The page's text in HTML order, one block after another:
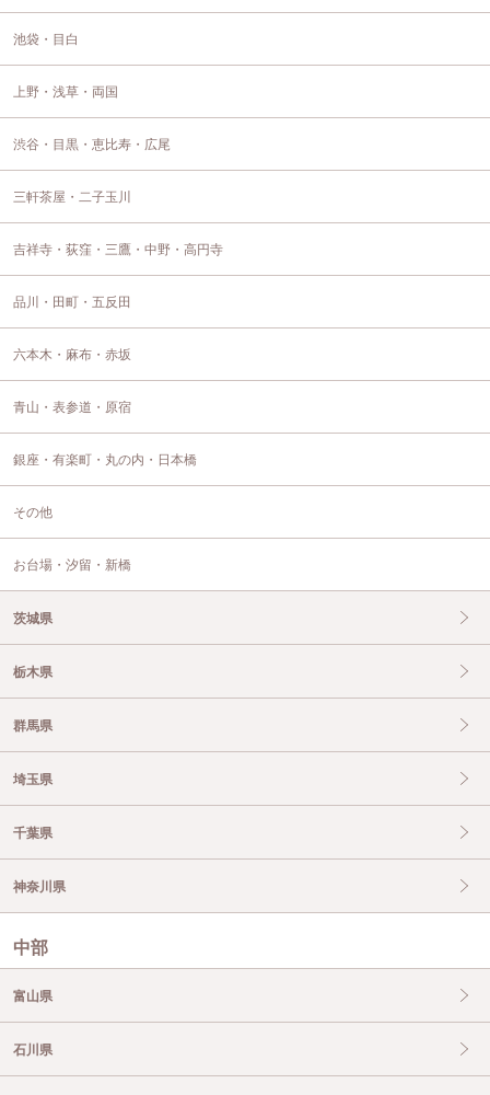
池袋・目白
上野・浅草・両国
渋谷・目黒・恵比寿・広尾
三軒茶屋・二子玉川
吉祥寺・荻窪・三鷹・中野・高円寺
品川・田町・五反田
六本木・麻布・赤坂
青山・表参道・原宿
銀座・有楽町・丸の内・日本橋
その他
お台場・汐留・新橋
茨城県
栃木県
群馬県
埼玉県
千葉県
神奈川県
中部
富山県
石川県